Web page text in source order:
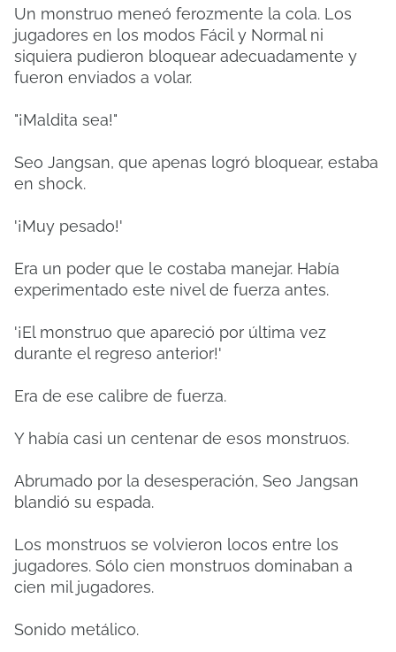
Un monstruo meneó ferozmente la cola. Los
jugadores en los modos Fácil y Normal ni
siquiera pudieron bloquear adecuadamente y
fueron enviados a volar.
"¡Maldita sea!"
Seo Jangsan, que apenas logró bloquear, estaba
en shock.
'¡Muy pesado!'
Era un poder que le costaba manejar. Había
experimentado este nivel de fuerza antes.
'¡El monstruo que apareció por última vez
durante el regreso anterior!'
Era de ese calibre de fuerza.
Y había casi un centenar de esos monstruos.
Abrumado por la desesperación, Seo Jangsan
blandió su espada.
Los monstruos se volvieron locos entre los
jugadores. Sólo cien monstruos dominaban a
cien mil jugadores.
Sonido metálico.